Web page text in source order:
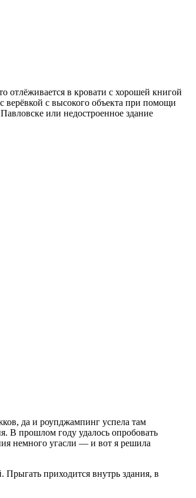
отлёживается в кровати с хорошей книгой
с высокого объекта при помощи
или недостроенное здание
да и роупджампинг успела там
В прошлом году удалось опробовать
немного угасли — и вот я решила
Прыгать приходится внутрь здания, в